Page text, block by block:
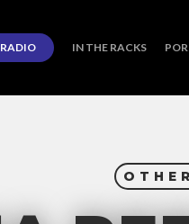
RADIO IN THE RACKS